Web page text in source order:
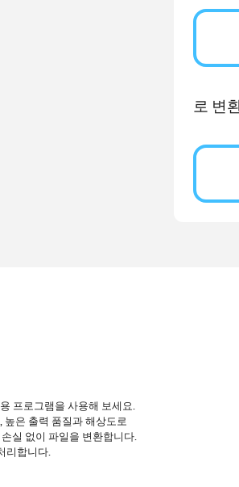
로 변
프로그램을 사용해 보세요.
은 출력 품질과 해상도로
실 없이 파일을 변환합니다.
리합니다.